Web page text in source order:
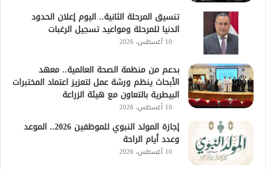
تنسيق المرحلة الثانية.. اليوم إعلان الحدود
الدنيا للمرحلة ومواعيد تسجيل الرغبات
10 أغسطس، 2026
بدعم من منظمة الصحة العالمية.. معهد
الأبحاث ينظم ورشة عمل لتعزيز اعتماد المختبرات
البيطرية بالتعاون مع هيئة الزراعة
10 أغسطس، 2026
إجازة المولد النبوي للموظفين 2026.. الموعد
وعدد أيام الراحة
10 أغسطس، 2026